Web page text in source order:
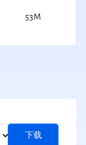
53M
下载